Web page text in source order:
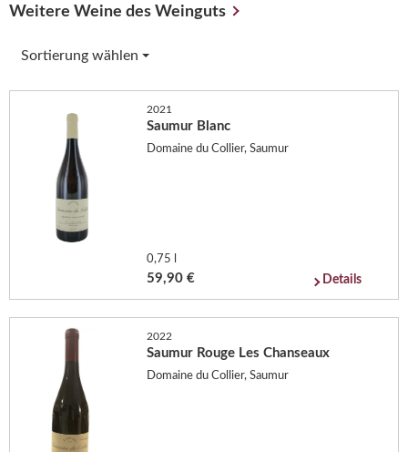
Weitere Weine des Weinguts
Sortierung wählen
2021
Saumur Blanc
Domaine du Collier, Saumur
0,75 l
59,90 € Details
2022
Saumur Rouge Les Chanseaux
Domaine du Collier, Saumur